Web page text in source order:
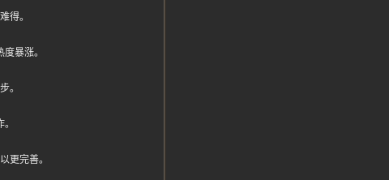
得。
暴涨。
。
更完善。